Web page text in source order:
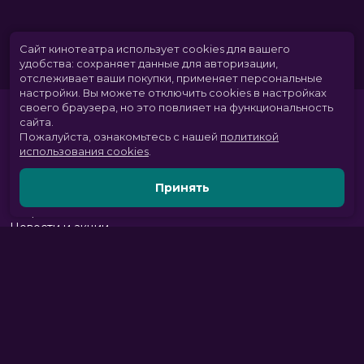
Скоро в кино
Новости и акции
Сайт кинотеатра использует cookies для вашего
удобства: сохраняет данные для авторизации,
отслеживает ваши покупки, применяет персональные
настройки. Вы можете отключить cookies в настройках
своего браузера, но это повлияет на функциональность
сайта.
Пожалуйста, ознакомьтесь с нашей политикой
использования cookies
Принять